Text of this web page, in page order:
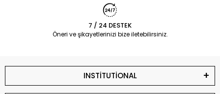
7 / 24 DESTEK
Öneri ve şikayetlerinizi bize iletebilirsiniz.
INSTİTUTİONAL